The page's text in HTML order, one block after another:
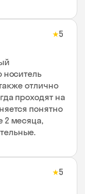
★5
носитель
отлично
проходят на
понятно
2 месяца,
★5